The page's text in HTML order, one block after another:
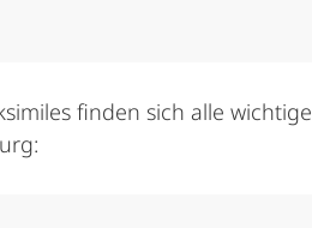
finden sich alle